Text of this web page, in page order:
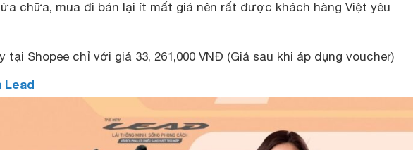
chữa, mua đi bán lại ít mất giá nên rất được khách hàng Việt yêu
tại Shopee chỉ với giá 33, 261,000 VNĐ (Giá sau khi áp dụng voucher)
Lead